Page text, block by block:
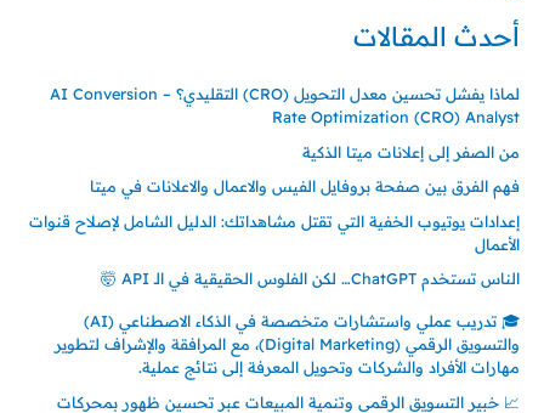
أحدث المقالات
لماذا يفشل تحسين معدل التحويل (CRO) التقليدي؟ – AI Conversion
Rate Optimization (CRO) Analyst
من الصفر إلى إعلانات ميتا الذكية
فهم الفرق بين صفحة بروفايل الفيس والاعمال والاعلانات في ميتا
إعدادات يوتيوب الخفية التي تقتل مشاهداتك: الدليل الشامل لإصلاح قنوات
الأعمال
الناس تستخدم ChatGPT… لكن الفلوس الحقيقية في الـ API 🤯
🎓 تدريب عملي واستشارات متخصصة في الذكاء الاصطناعي (AI)
والتسويق الرقمي (Digital Marketing)، مع المرافقة والإشراف لتطوير
مهارات الأفراد والشركات وتحويل المعرفة إلى نتائج عملية.
📈 خبير التسويق الرقمي وتنمية المبيعات عبر تحسين ظهور بمحركات